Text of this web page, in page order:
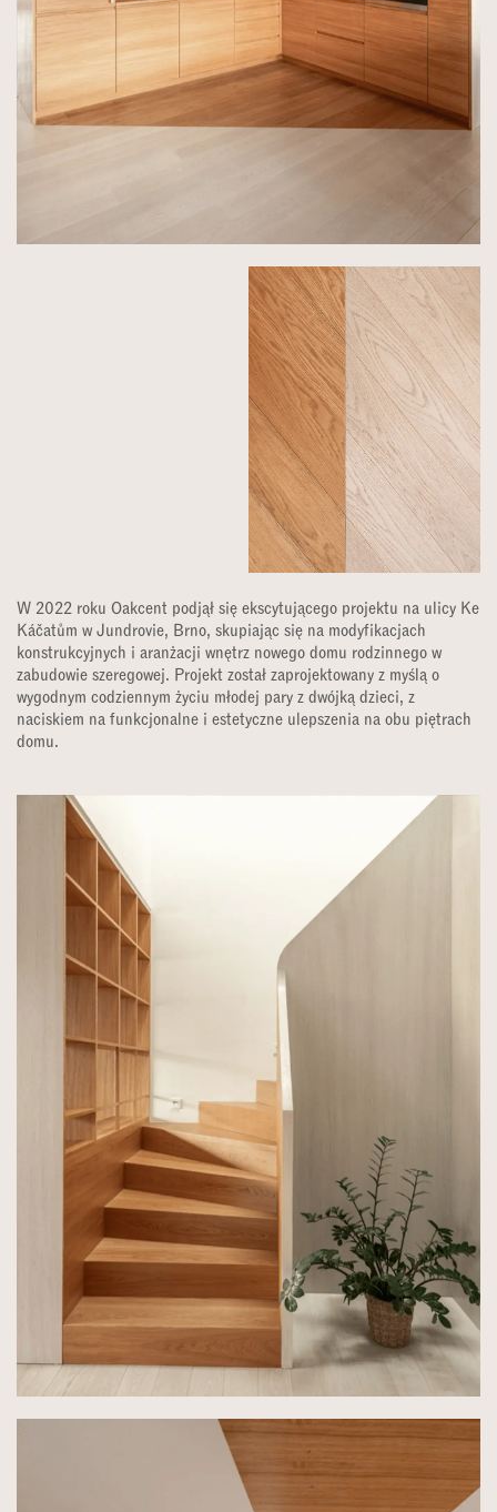
W 2022 roku Oakcent podjął się ekscytującego projektu na ulicy Ke
Káčatům w Jundrovie, Brno, skupiając się na modyfikacjach
konstrukcyjnych i aranżacji wnętrz nowego domu rodzinnego w
zabudowie szeregowej. Projekt został zaprojektowany z myślą o
wygodnym codziennym życiu młodej pary z dwójką dzieci, z
naciskiem na funkcjonalne i estetyczne ulepszenia na obu piętrach
domu.